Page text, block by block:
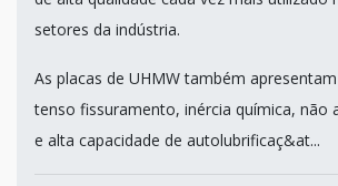
setores da indústria.
As placas de UHMW também
tenso fissuramento, inércia química, não
e alta capacidade de autolubrificaç&at...